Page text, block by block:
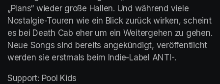
„Plans“ wieder große Hallen. Und während viele
Nostalgie-Touren wie ein Blick zurück wirken, scheint
es bei Death Cab eher um ein Weitergehen zu gehen.
Neue Songs sind bereits angekündigt, veröffentlicht
werden sie erstmals beim Indie-Label ANTI-.
Support: Pool Kids